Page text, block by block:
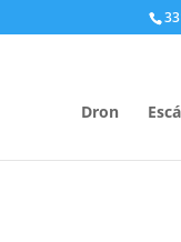
Dron